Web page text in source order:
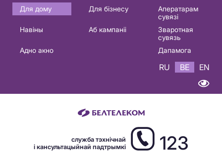
Основная
навигация
Для дому Для бізнесу
Аператарам
сувязі
Навіны
Аб кампаніі
Зваротная
сувязь
Адно акно
Дапамога
RU BE EN
служба тэхнічнай
і кансультацыйнай падтрымкі
123